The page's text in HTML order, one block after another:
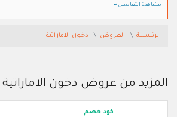
مشاهدة التفاصيل
الرئيسية العروض دخون الاماراتية
المزيد من عروض دخون
كود خصم